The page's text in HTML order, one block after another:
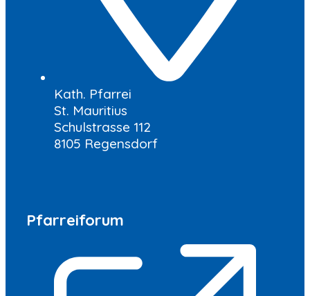
Kath. Pfarrei
St. Mauritius
Schulstrasse 112
8105 Regensdorf
Pfarreiforum